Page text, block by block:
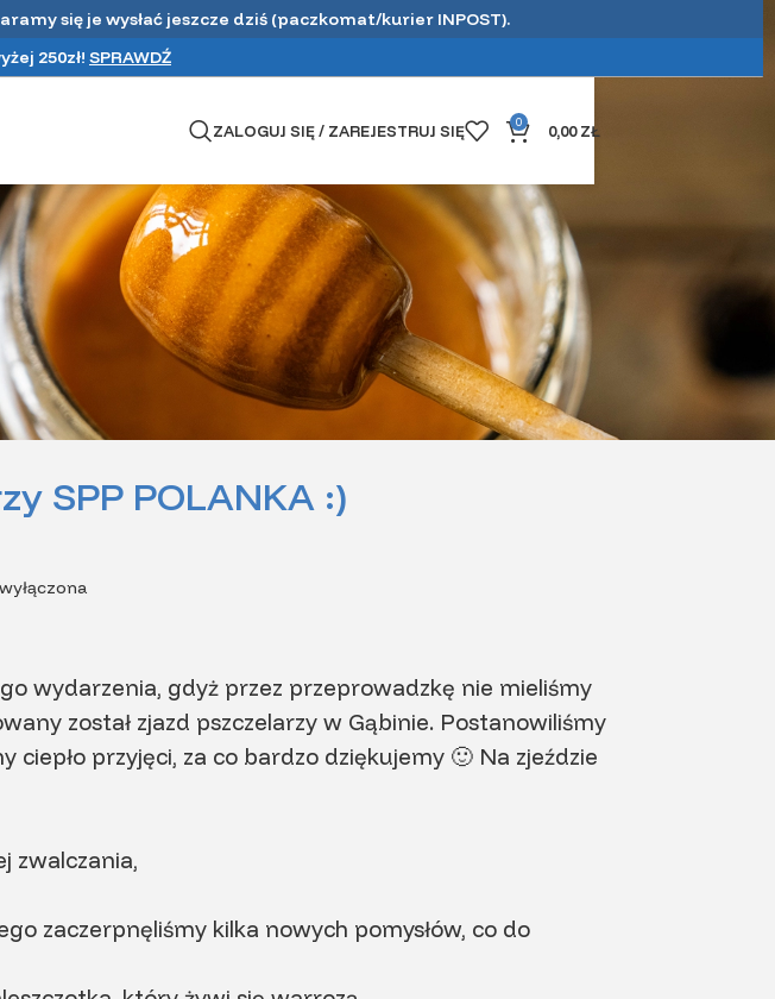
się je wysłać jeszcze dziś (paczkomat/kurier INPOST).
250zł! SPRAWDŹ
ZALOGUJ SIĘ / ZAREJESTRUJ SIĘ 0 0,00ZŁ
SPP POLANKA :)
wydarzenia, gdyż przez przeprowadzkę nie mieliśmy
został zjazd pszczelarzy w Gąbinie. Postanowiliśmy
przyjęci, za co bardzo dziękujemy 🙂 Na zjeździe
zwalczania,
zaczerpnęliśmy kilka nowych pomysłów, co do